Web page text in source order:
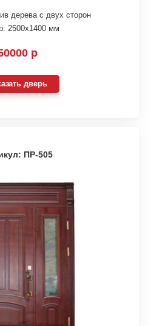
дерева с двух сторон
2500х1400 мм
р
дверь
ПР-505